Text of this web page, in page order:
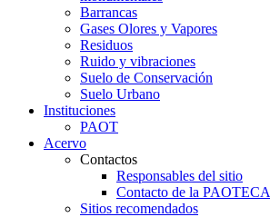
Barrancas
Gases Olores y Vapores
Residuos
Ruido y vibraciones
Suelo de Conservación
Suelo Urbano
Instituciones
PAOT
Acervo
Contactos
Responsables del sitio
Contacto de la PAOTECA
Sitios recomendados